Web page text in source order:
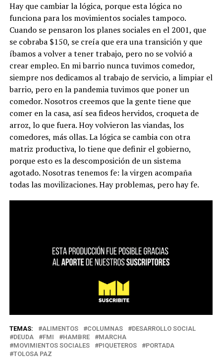
Hay que cambiar la lógica, porque esta lógica no
funciona para los movimientos sociales tampoco.
Cuando se pensaron los planes sociales en el 2001, que
se cobraba $150, se creía que era una transición y que
íbamos a volver a tener trabajo, pero no se volvió a
crear empleo. En mi barrio nunca tuvimos comedor,
siempre nos dedicamos al trabajo de servicio, a limpiar el
barrio, pero en la pandemia tuvimos que poner un
comedor. Nosotros creemos que la gente tiene que
comer en la casa, así sea fideos hervidos, croqueta de
arroz, lo que fuera. Hoy volvieron las viandas, los
comedores, más ollas. La lógica se cambia con otra
matriz productiva, lo tiene que definir el gobierno,
porque esto es la descomposición de un sistema
agotado. Nosotras tenemos fe: la virgen acompaña
todas las movilizaciones. Hay problemas, pero hay fe.
TEMAS: ALIMENTOS COLUMNAS
DESARROLLO SOCIAL
DEUDA
FMI HAMBRE
MARCHA
MOVIMIENTOS SOCIALES
PIQUETEROS
PORTADA
TOLOSA PAZ